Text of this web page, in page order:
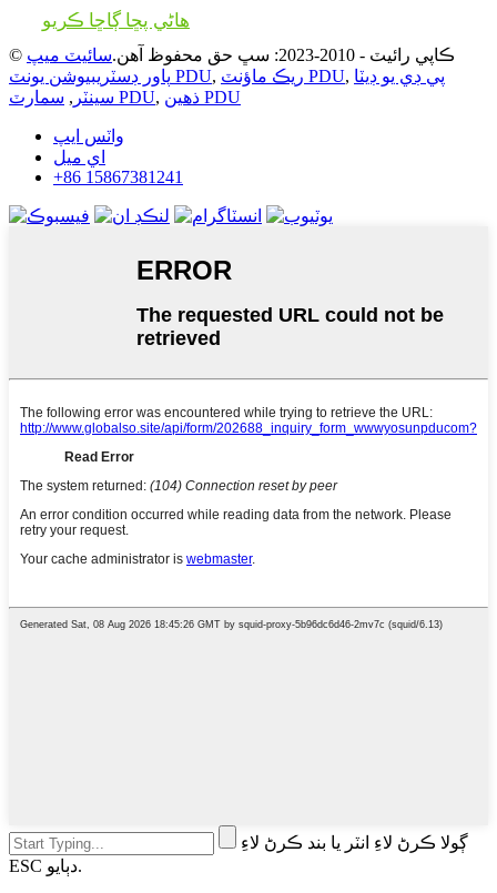
هاڻي پڇا ڳاڇا ڪريو
© ڪاپي رائيٽ - 2010-2023: سڀ حق محفوظ آهن.
سائيٽ ميپ
پاور ڊسٽريبيوشن يونٽ PDU, ريڪ ماؤنٽ PDU, پي ڊي يو ڊيٽا
سينٽر , سمارٽ PDU, ذهين PDU
واٽس ايپ
اي ميل
+86 15867381241
ڳولا ڪرڻ لاءِ انٽر يا بند ڪرڻ لاءِ
ESC دٻايو.